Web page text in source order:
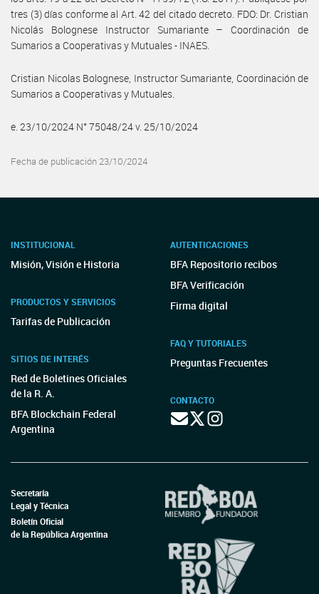
tres (3) días conforme al Art. 42 del citado decreto. FDO: Dr. Cristian
Nicolás Bolognese Instructor Sumariante – Coordinación de
Sumarios a Cooperativas y Mutuales - INAES.
Cristian Nicolas Bolognese, Instructor Sumariante, Coordinación de
Sumarios a Cooperativas y Mutuales.
e. 23/10/2024 N° 75048/24 v. 25/10/2024
Fecha de publicación 23/10/2024
INSTITUCIONAL
Misión, Visión e Historia
PRODUCTOS Y SERVICIOS
Tarifas de Publicación
SITIOS DE INTERÉS
Red de Boletines Oficiales
de la R. A.
BFA Blockchain Federal
Argentina
AUTENTICACIONES
BFA Repositorio recibos
BFA Verificación
Firma digital
FAQ Y TUTORIALES
Preguntas Frecuentes
CONTACTO
Secretaría
Legal y Técnica
Boletín Oficial
de la República Argentina